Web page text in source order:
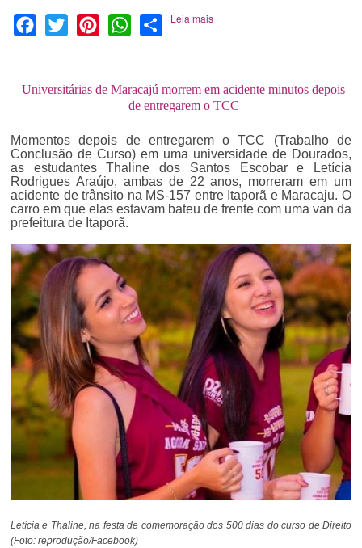
Facebook
Twitter PinterestWhatsApp
Share
Leia mais
Universitárias de Maracajú morrem em acidente minutos depois
de entregarem o TCC
Momentos depois de entregarem o TCC (Trabalho de
Conclusão de Curso) em uma universidade de Dourados,
as estudantes Thaline dos Santos Escobar e Letícia
Rodrigues Araújo, ambas de 22 anos, morreram em um
acidente de trânsito na MS-157 entre Itaporã e Maracaju. O
carro em que elas estavam bateu de frente com uma van da
prefeitura de Itaporã.
Letícia e Thaline, na festa de comemoração dos 500 dias do curso de Direito
(Foto: reprodução/Facebook)